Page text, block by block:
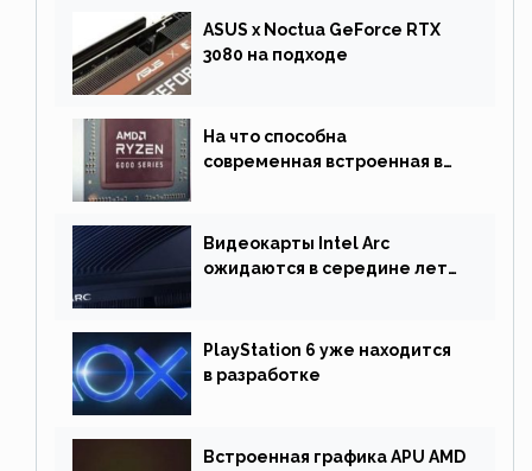
ASUS x Noctua GeForce RTX
3080 на подходе
На что способна
современная встроенная в
Видеокарты Intel Arc
ожидаются в середине лета.
PlayStation 6 уже находится
в разработке
Встроенная графика APU AMD